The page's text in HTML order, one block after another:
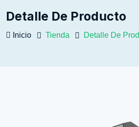
Detalle De Producto
Inicio Tienda Detalle De